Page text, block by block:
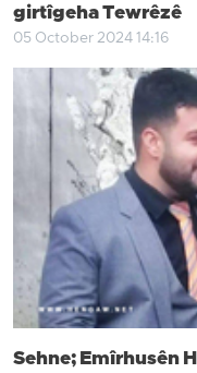
girtîgeha Tewrêzê
05 October 2024 14:16
Sehne; Emîrhusên